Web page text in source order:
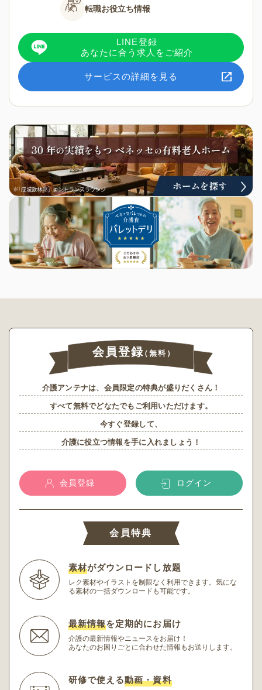
転職お役立ち情報
LINE登録
あなたに合う求人をご紹介
サービスの詳細を見る
会員登録（無料）
介護アンテナは、会員限定の特典が盛りだくさん！
すべて無料でどなたでもご利用いただけます。
今すぐ登録して、
介護に役立つ情報を手に入れましょう！
会員登録 ログイン
会員特典
素材がダウンロードし放題
レク素材やイラストを制限なく利用できます。 気にな
る素材の一括ダウンロードも可能です。
最新情報を定期的にお届け
介護の最新情報やニュースをお届け！
あなたのお困りごとに合わせた情報もお送りします。
研修で使える動画・資料